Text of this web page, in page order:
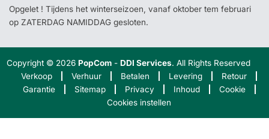
Opgelet ! Tijdens het winterseizoen, vanaf oktober tem februari
op ZATERDAG NAMIDDAG gesloten.
Copyright © 2026PopCom -DDI Services. All Rights Reserved
Verkoop
Verhuur Betalen Levering
Retour
Garantie
Sitemap Privacy Inhoud
Cookie
Cookies instellen